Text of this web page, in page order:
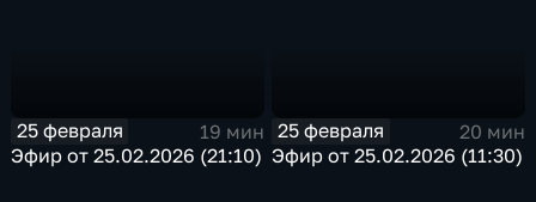
25 февраля
19 мин
Эфир от 25.02.2026 (21:10)
25 февраля
20 мин
Эфир от 25.02.2026 (11:30)